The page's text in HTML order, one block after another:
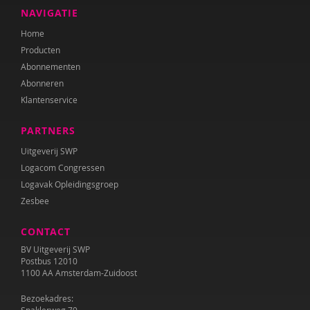
NAVIGATIE
Home
Producten
Abonnementen
Abonneren
Klantenservice
PARTNERS
Uitgeverij SWP
Logacom Congressen
Logavak Opleidingsgroep
Zesbee
CONTACT
BV Uitgeverij SWP
Postbus 12010
1100 AA Amsterdam-Zuidoost
Bezoekadres: